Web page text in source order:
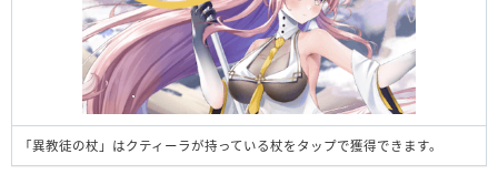
「異教徒の杖」はクティーラが持っている杖をタップで獲得できます。